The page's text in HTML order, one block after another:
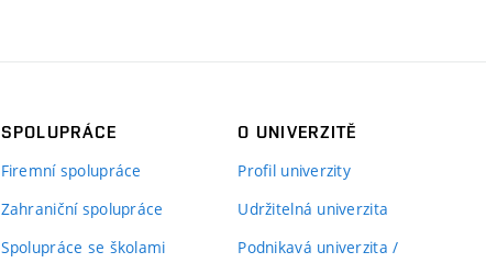
SPOLUPRÁCE
Firemní spolupráce
Zahraniční spolupráce
Spolupráce se školami
O UNIVERZITĚ
Profil univerzity
Udržitelná univerzita
Podnikavá univerzita /